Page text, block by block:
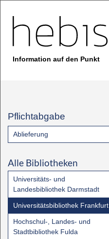
Information auf den Punkt
Pflichtabgabe
Ablieferung
Alle Bibliotheken
Universitäts- und
Landesbibliothek Darmstadt
Universitätsbibliothek Frankfurt
Hochschul-, Landes- und
Stadtbibliothek Fulda